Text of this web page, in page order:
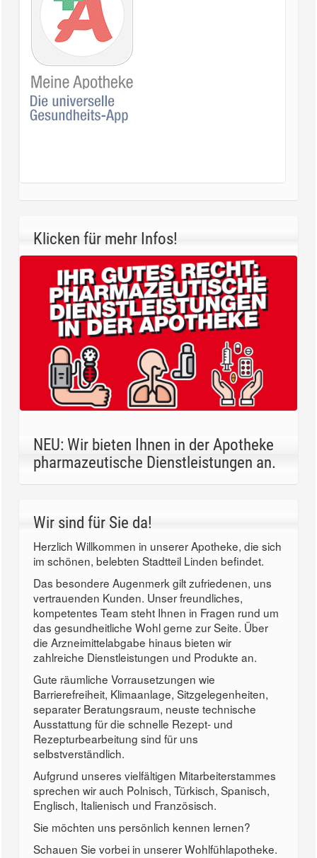
Klicken für mehr Infos!
NEU: Wir bieten Ihnen in der Apotheke
pharmazeutische Dienstleistungen an.
Wir sind für Sie da!
Herzlich Willkommen in unserer Apotheke, die sich
im schönen, belebten Stadtteil Linden befindet.
Das besondere Augenmerk gilt zufriedenen, uns
vertrauenden Kunden. Unser freundliches,
kompetentes Team steht Ihnen in Fragen rund um
das gesundheitliche Wohl gerne zur Seite. Über
die Arzneimittelabgabe hinaus bieten wir
zahlreiche Dienstleistungen und Produkte an.
Gute räumliche Vorrausetzungen wie
Barrierefreiheit, Klimaanlage, Sitzgelegenheiten,
separater Beratungsraum, neuste technische
Ausstattung für die schnelle Rezept- und
Rezepturbearbeitung sind für uns
selbstverständlich.
Aufgrund unseres vielfältigen Mitarbeiterstammes
sprechen wir auch Polnisch, Türkisch, Spanisch,
Englisch, Italienisch und Französisch.
Sie möchten uns persönlich kennen lernen?
Schauen Sie vorbei in unserer Wohlfühlapotheke.